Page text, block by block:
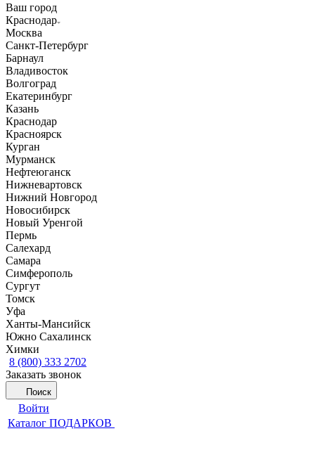
Ваш город
Краснодар
Москва
Санкт-Петербург
Барнаул
Владивосток
Волгоград
Екатеринбург
Казань
Краснодар
Красноярск
Курган
Мурманск
Нефтеюганск
Нижневартовск
Нижний Новгород
Новосибирск
Новый Уренгой
Пермь
Салехард
Самара
Симферополь
Сургут
Томск
Уфа
Ханты-Мансийск
Южно Сахалинск
Химки
8 (800) 333 2702
Заказать звонок
Поиск
Войти
Каталог ПОДАРКОВ